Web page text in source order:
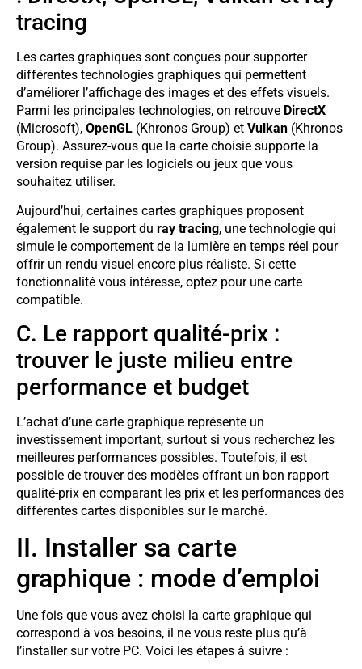
tracing
Les cartes graphiques sont conçues pour supporter
différentes technologies graphiques qui permettent
d’améliorer l’affichage des images et des effets visuels.
Parmi les principales technologies, on retrouve DirectX
(Microsoft), OpenGL (Khronos Group) et Vulkan (Khronos
Group). Assurez-vous que la carte choisie supporte la
version requise par les logiciels ou jeux que vous
souhaitez utiliser.
Aujourd’hui, certaines cartes graphiques proposent
également le support du ray tracing, une technologie qui
simule le comportement de la lumière en temps réel pour
offrir un rendu visuel encore plus réaliste. Si cette
fonctionnalité vous intéresse, optez pour une carte
compatible.
C. Le rapport qualité-prix :
trouver le juste milieu entre
performance et budget
L’achat d’une carte graphique représente un
investissement important, surtout si vous recherchez les
meilleures performances possibles. Toutefois, il est
possible de trouver des modèles offrant un bon rapport
qualité-prix en comparant les prix et les performances des
différentes cartes disponibles sur le marché.
II. Installer sa carte
graphique : mode d’emploi
Une fois que vous avez choisi la carte graphique qui
correspond à vos besoins, il ne vous reste plus qu’à
l’installer sur votre PC. Voici les étapes à suivre :